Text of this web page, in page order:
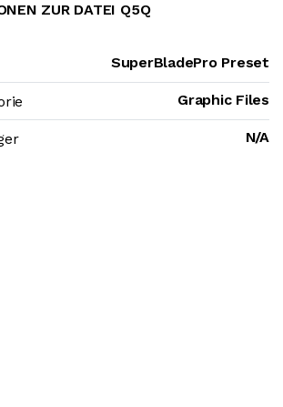
ZUR DATEI Q5Q
SuperBladePro Preset
Graphic Files
N/A